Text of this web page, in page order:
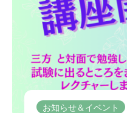
お知らせ＆イベント